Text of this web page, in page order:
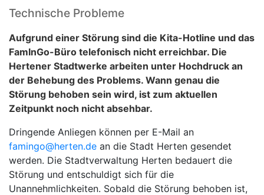
Technische Probleme
Aufgrund einer Störung sind die Kita-Hotline und das
FamInGo-Büro telefonisch nicht erreichbar. Die
Hertener Stadtwerke arbeiten unter Hochdruck an
der Behebung des Problems. Wann genau die
Störung behoben sein wird, ist zum aktuellen
Zeitpunkt noch nicht absehbar.
Dringende Anliegen können per E-Mail an
famingo@herten.de an die Stadt Herten gesendet
werden. Die Stadtverwaltung Herten bedauert die
Störung und entschuldigt sich für die
Unannehmlichkeiten. Sobald die Störung behoben ist,